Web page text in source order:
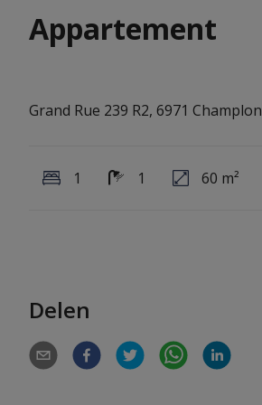
Appartement
Grand Rue 239 R2, 6971 Champlon
1 1 60 m²
Delen